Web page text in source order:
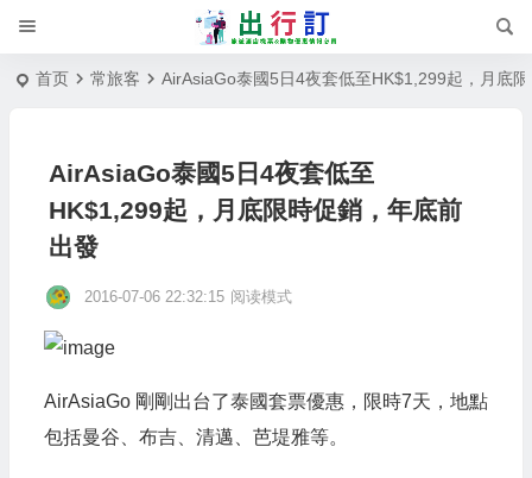
首页 常旅客 AirAsiaGo泰國5日4夜套低至HK$1,299起，月底
AirAsiaGo泰國5日4夜套低至
HK$1,299起，月底限時促銷，年底前
出發
2016-07-06 22:32:15 阅读模式
AirAsiaGo 剛剛出台了泰國套票優惠，限時7天，地點
包括曼谷、布吉、清邁、芭堤雅等。